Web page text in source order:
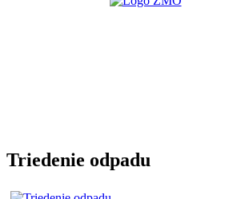
Triedenie odpadu